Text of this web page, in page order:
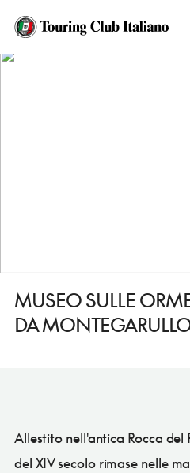
HOME
MUSEO SULLE ORME DI OBIZZO DA
MUSEO SULLE
DA
Allestito nell'antica Rocca del
del XIV secolo rimase nelle